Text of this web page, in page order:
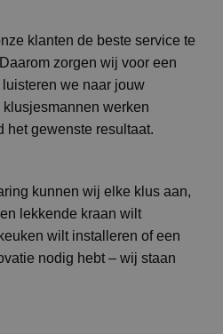
klanten de beste service te
zorgen wij voor een
we naar jouw
werken
het gewenste resultaat.
kunnen wij elke klus aan,
lekkende kraan wilt
wilt installeren of een
nodig hebt – wij staan